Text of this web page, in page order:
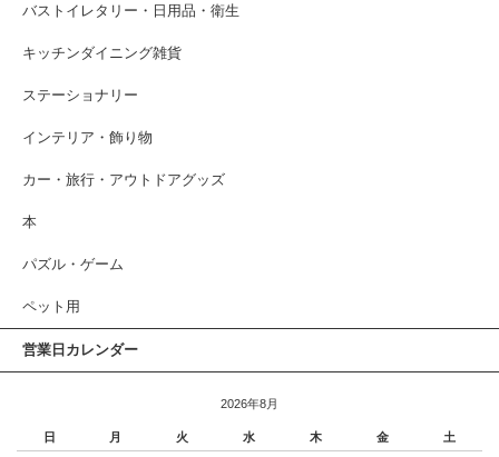
バストイレタリー・日用品・衛生
キッチンダイニング雑貨
ステーショナリー
インテリア・飾り物
カー・旅行・アウトドアグッズ
本
パズル・ゲーム
ペット用
営業日カレンダー
2026年8月
日 月 火 水 木 金 土